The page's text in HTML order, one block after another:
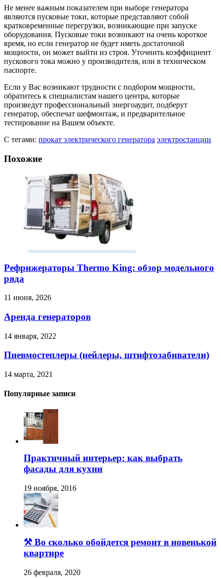
Не менее важным показателем при выборе генератора
являются пусковые токи, которые представляют собой
кратковременные перегрузки, возникающие при запуске
оборудования. Пусковые токи возникают на очень короткое
время, но если генератор не будет иметь достаточной
мощности, он может выйти из строя. Уточнить коэффициент
пускового тока можно у производителя, или в техническом
паспорте.
Если у Вас возникают трудности с подбором мощности,
обратитесь к специалистам нашего центра, которые
произведут профессиональный энергоаудит, подберут
генератор, обеспечат шефмонтаж, и предварительное
тестирование на Вашем объекте.
С тегами: прокат электрического генератора электростанции
Похожие
Рефрижераторы Thermo King: обзор модельного
ряда
11 июня, 2026
Аренда генераторов
14 января, 2022
Пневмостеплеры (нейлеры, штифтозабиватели)
14 марта, 2021
Популярные записи
Практичный интерьер: как выбрать
фасады для кухни
19 ноября, 2016
⚒️ Во сколько обойдется ремонт в новенькой
квартире
26 февраля, 2020